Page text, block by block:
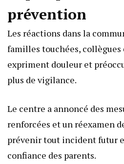
prévention
Les réactions dans la
familles touchées, collègues
expriment douleur et
plus de vigilance.
Le centre a annoncé des
renforcées et un réexamen
prévenir tout incident futur
confiance des parents.